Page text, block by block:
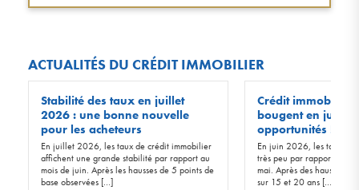
ACTUALITÉS DU CRÉDIT IMMOBILIER
Stabilité des taux en juillet
2026 : une bonne nouvelle
pour les acheteurs
En juillet 2026, les taux de crédit immobilier
affichent une grande stabilité par rapport au
mois de juin. Après les hausses de 5 points de
base observées […]
Crédit immobilier
bougent en juin
opportunités !
En juin 2026, les taux
très peu par rapport à
mai. Après des hausses
sur 15 et 20 ans […]